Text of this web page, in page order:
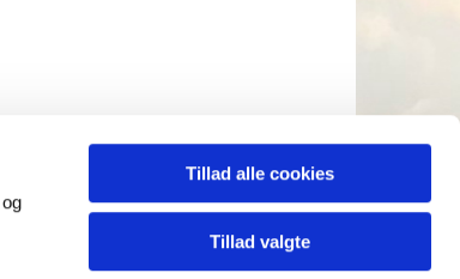
Tillad alle cookies
Tillad valgte